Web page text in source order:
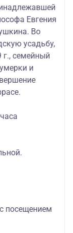
Евгения
Во
усадьбу,
г., семейный
и
посещением